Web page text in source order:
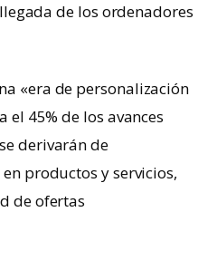
de los ordenadores
«era de personalización
el 45% de los avances
derivarán de
productos y servicios,
de ofertas